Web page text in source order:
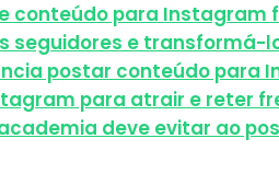
conteúdo para Instagram
seguidores e transformá-
postar conteúdo para
para atrair e reter
deve evitar ao